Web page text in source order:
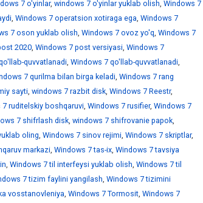
7 o'yinlar, windows 7 o'yinlar yuklab olish, Windows 7
, Windows 7 operatsion xotiraga ega, Windows 7
7 oson yuklab olish, Windows 7 ovoz yo'q, Windows 7
2020, Windows 7 post versiyasi, Windows 7
quvvatlanadi, Windows 7 qo'llab-quvvatlanadi,
7 qurilma bilan birga keladi, Windows 7 rang
sayti, windows 7 razbit disk, Windows 7 Reestr,
7 ruditelskiy boshqaruvi, Windows 7 rusifier, Windows 7
7 shifrlash disk, windows 7 shifrovanie papok,
oling, Windows 7 sinov rejimi, Windows 7 skriptlar,
markazi, Windows 7 tas-ix, Windows 7 tavsiya
, Windows 7 til interfeysi yuklab olish, Windows 7 til
7 tizim faylini yangilash, Windows 7 tizimini
vosstanovleniya, Windows 7 Tormosit, Windows 7